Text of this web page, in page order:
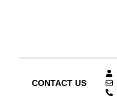
CONTACT US